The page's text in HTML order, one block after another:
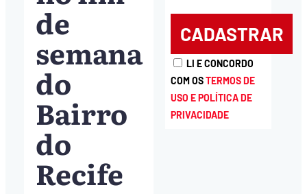
de
semana
do
Bairro
do
Recife
LI E CONCORDO
COM OSTERMOS DE
USO E POLÍTICA DE
PRIVACIDADE